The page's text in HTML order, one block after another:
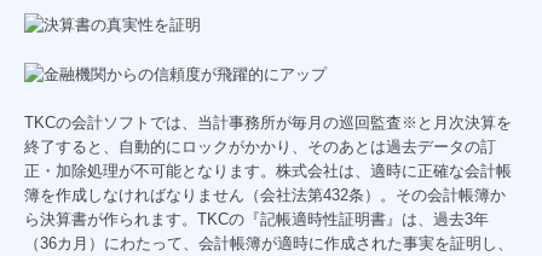
TKCの会計ソフトでは、当計事務所が毎月の巡回監査※と月次決算を
終了すると、自動的にロックがかかり、そのあとは過去データの訂
正・加除処理が不可能となります。株式会社は、適時に正確な会計帳
簿を作成しなければなりません（会社法第432条）。その会計帳簿か
ら決算書が作られます。TKCの『記帳適時性証明書』は、過去3年
（36カ月）にわたって、会計帳簿が適時に作成された事実を証明し、